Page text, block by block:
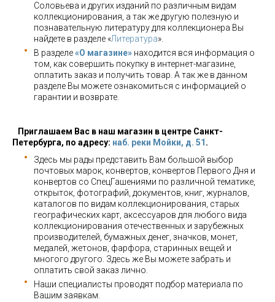
Соловьева и других изданий по различным видам
коллекционирования, а так же другую полезную и
познавательную литературу для коллекционера Вы
найдете в разделе «Литература».
В разделе«О магазине» находится вся информация о
том, как совершить покупку в интернет-магазине,
оплатить заказ и получить товар. А так же в данном
разделе Вы можете ознакомиться с информацией о
гарантии и возврате.
Приглашаем Вас в наш магазин в центре Санкт-
Петербурга, по адресу: наб. реки Мойки, д. 51 .
Здесь мы рады представить Вам большой выбор
почтовых марок, конвертов, конвертов Первого Дня и
конвертов со СпецГашениями по различной тематике,
открыток, фотографий, документов, книг, журналов,
каталогов по видам коллекционирования, старых
географических карт, аксессуаров для любого вида
коллекционирования отечественных и зарубежных
производителей, бумажных денег, значков, монет,
медалей, жетонов, фарфора, старинных вещей и
многого другого. Здесь же Вы можете забрать и
оплатить свой заказ лично.
Наши специалисты проводят подбор материала по
Вашим заявкам.